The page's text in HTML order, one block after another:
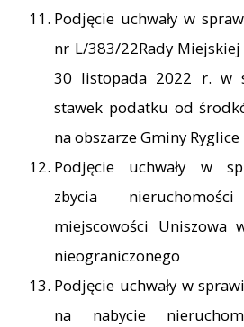
Podjęcie uchwały w
nr L/383/22Rady
30 listopada 2022 r. w
stawek podatku od
na obszarze Gminy Ryglice
Podjęcie uchwały w
zbycia
miejscowości Uniszowa
nieograniczonego
Podjęcie uchwały w
na nabycie